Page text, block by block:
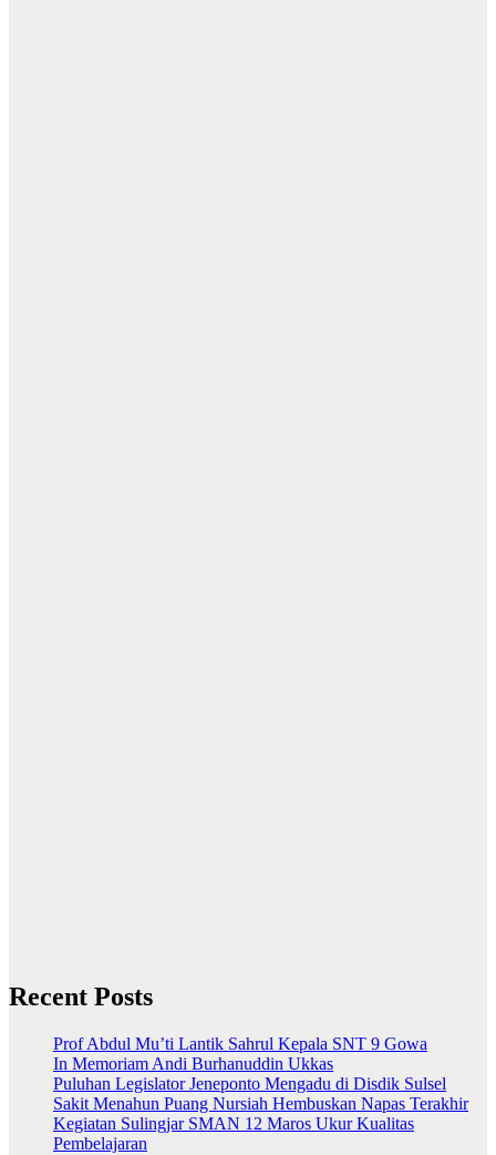
Recent Posts
Prof Abdul Mu’ti Lantik Sahrul Kepala SNT 9 Gowa
In Memoriam Andi Burhanuddin Ukkas
Puluhan Legislator Jeneponto Mengadu di Disdik Sulsel
Sakit Menahun Puang Nursiah Hembuskan Napas Terakhir
Kegiatan Sulingjar SMAN 12 Maros Ukur Kualitas
Pembelajaran